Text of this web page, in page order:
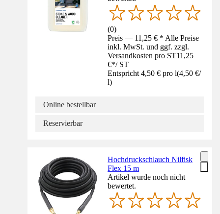
(0)
Preis — 11,25 € * Alle Preise
inkl. MwSt. und ggf. zzgl.
Versandkosten pro ST11,25
€*/ ST
Entspricht 4,50 € pro l(4,50 €/
l)
Online bestellbar
Reservierbar
Hochdruckschlauch Nilfisk
Flex 15 m
Artikel wurde noch nicht
bewertet.